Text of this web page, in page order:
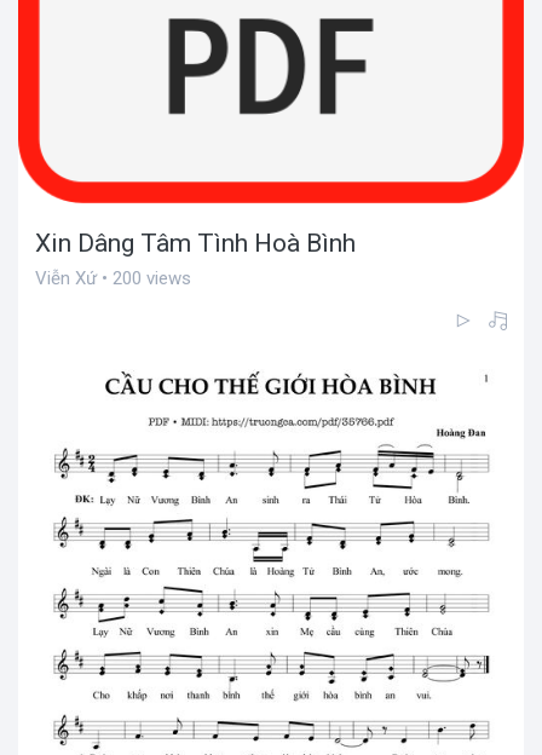
Xin Dâng Tâm Tình Hoà Bình
Viễn Xứ • 200 views